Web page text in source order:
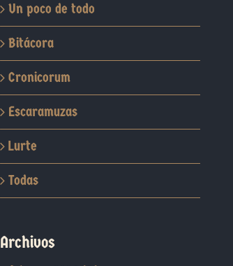
Un poco de todo
Bitácora
Cronicorum
Escaramuzas
Lurte
Todas
Archivos